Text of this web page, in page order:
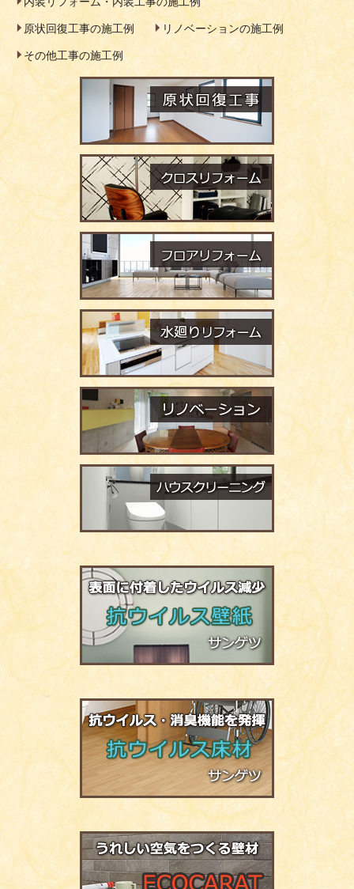
原状回復工事の施工例 リノベーションの施工例
その他工事の施工例